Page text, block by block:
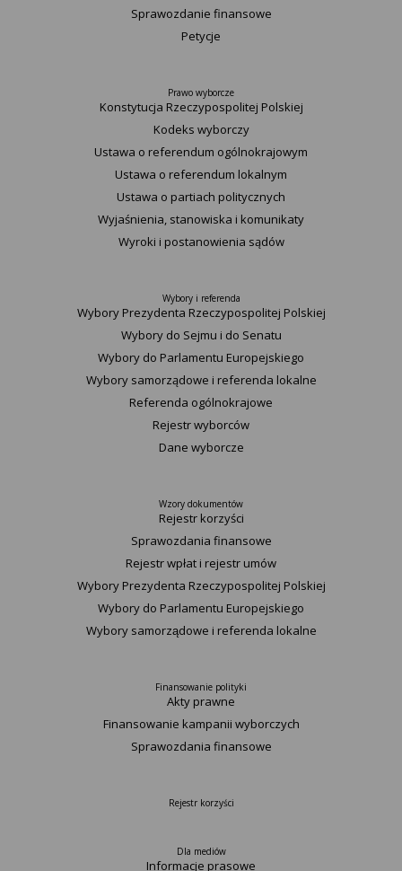
Sprawozdanie finansowe
Petycje
Prawo wyborcze
Konstytucja Rzeczypospolitej Polskiej​
Kodeks wyborczy
Ustawa o referendum ogólnokrajowym
Ustawa o referendum lokalnym
Ustawa o partiach politycznych
Wyjaśnienia, stanowiska i komunikaty
Wyroki i postanowienia sądów
Wybory i referenda
Wybory Prezydenta Rzeczypospolitej Polskiej
Wybory do Sejmu i do Senatu
Wybory do Parlamentu Europejskiego
Wybory samorządowe i referenda lokalne
Referenda ogólnokrajowe
Rejestr wyborców
Dane wyborcze
Wzory dokumentów
Rejestr korzyści
Sprawozdania finansowe
Rejestr wpłat i rejestr umów
Wybory Prezydenta Rzeczypospolitej Polskiej
Wybory do Parlamentu Europejskiego
Wybory samorządowe i referenda lokalne
Finansowanie polityki
Akty prawne
Finansowanie kampanii wyborczych
Sprawozdania finansowe
Rejestr korzyści
Dla mediów
Informacje prasowe